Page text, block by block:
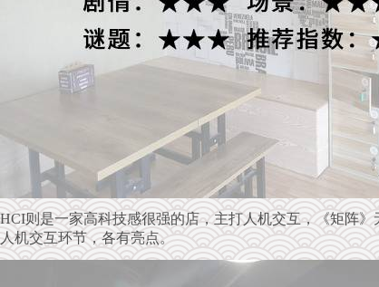
HCI则是一家高科技感很强的店，主打人机交互，《矩阵
人机交互环节，各有亮点。